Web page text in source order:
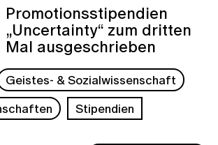
Promotionsstipendien
„Uncertainty“ zum dritten
Mal ausgeschrieben
Geistes- & Sozialwissenschaft
Stipendien